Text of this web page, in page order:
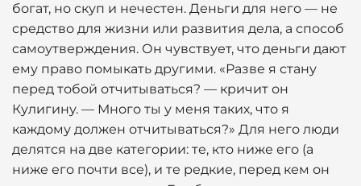
богат, но скуп и нечестен. Деньги для него — не
средство для жизни или развития дела, а способ
самоутверждения. Он чувствует, что деньги дают
ему право помыкать другими. «Разве я стану
перед тобой отчитываться? — кричит он
Кулигину. — Много ты у меня таких, что я
каждому должен отчитываться?» Для него люди
делятся на две категории: те, кто ниже его (а
ниже его почти все), и те редкие, перед кем он